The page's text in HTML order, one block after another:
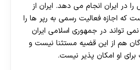
در ایران انجام می دهد. ایران از
که اجازه فعالیت رسمی به رپر ها را
تواند در جمهوری اسلامی‌ ایران
هم از این قضیه مستثنا نیست و
برای او امکان پذیر نیست.